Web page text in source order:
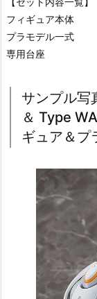
フィギュア本体
プラモデル一式
専用台座
サンプル写
＆ Type
ギュア＆プ